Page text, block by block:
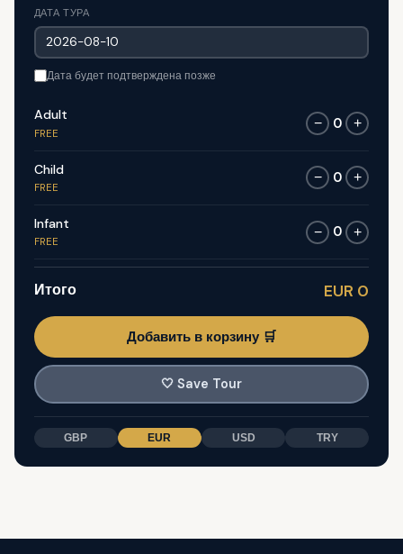
ДАТА ТУРА
Дата будет подтверждена позже
Adult
FREE
− 0 +
Child
FREE
− 0 +
Infant
FREE
− 0 +
Итого EUR 0
Добавить в корзину 🛒
🤍 Save Tour
GBP EUR USD TRY